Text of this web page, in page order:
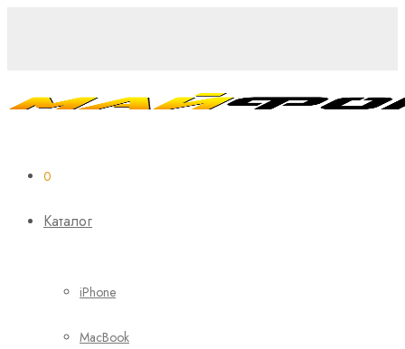
0
Каталог
iPhone
MacBook